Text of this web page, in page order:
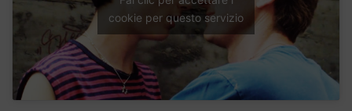
cookie per questo servizio